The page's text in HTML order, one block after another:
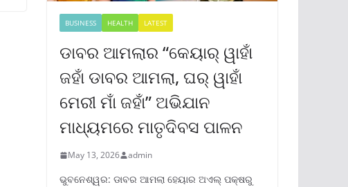
BUSINESS HEALTH LATEST
ଡାବର ଆମଲାର “କେୟାର୍ ୱାହାଁ
ଜହାଁ ଡାବର ଆମଲା, ଘର୍ ୱାହାଁ
ମେରୀ ମାଁ ଜହାଁ” ଅଭିଯାନ
ମାଧ୍ୟମରେ ମାତୃଦିବସ ପାଳନ
May 13, 2026 admin
ଭୁବନେଶ୍ୱର: ଡାବର ଆମଲା ହେୟାର ଅଏଲ୍ ପକ୍ଷରୁ